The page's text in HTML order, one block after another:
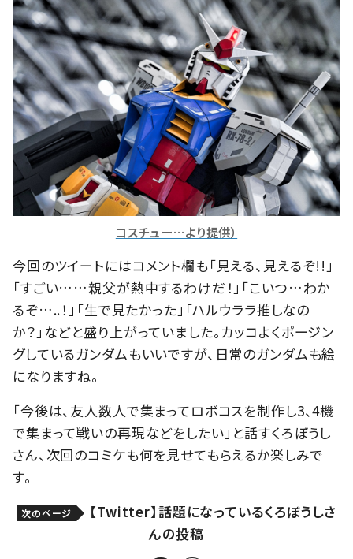
コスチュー…より提供）
今回のツイートにはコメント欄も「見える、見えるぞ!!」
「すごい……親父が熱中するわけだ！」「こいつ…わか
るぞ…..！」「生で見たかった」「ハルウララ推しなの
か？」などと盛り上がっていました。カッコよくポージン
グしているガンダムもいいですが、日常のガンダムも絵
になりますね。
「今後は、友人数人で集まってロボコスを制作し3、4機
で集まって戦いの再現などをしたい」と話すくろぼうし
さん、次回のコミケも何を見せてもらえるか楽しみで
す。
次のページ
【Twitter】話題になっているくろぼうしさ
んの投稿